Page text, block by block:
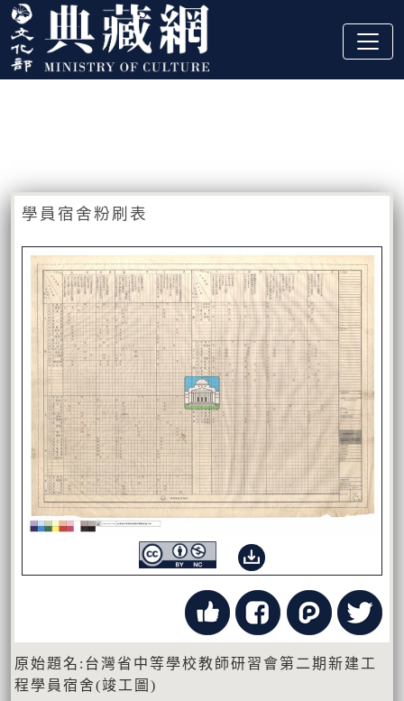
跳到主要內容
:::
學員宿舍粉刷表
原始題名:台灣省中等學校教師研習會第二期新建工
程學員宿舍(竣工圖)